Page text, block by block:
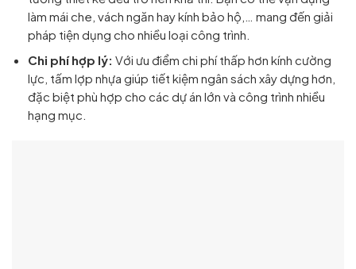
làm mái che, vách ngăn hay kính bảo hộ,… mang đến giải
pháp tiện dụng cho nhiều loại công trình.
Chi phí hợp lý: Với ưu điểm chi phí thấp hơn kính cường
lực, tấm lợp nhựa giúp tiết kiệm ngân sách xây dựng hơn,
đặc biệt phù hợp cho các dự án lớn và công trình nhiều
hạng mục.